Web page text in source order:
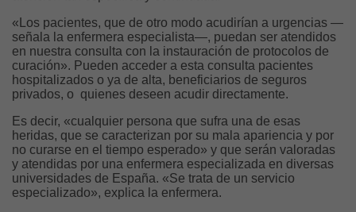
«Los pacientes, que de otro modo acudirían a urgencias —
señala la enfermera especialista—, puedan ser atendidos
en nuestra consulta con la instauración de protocolos de
curación». Pueden acceder a esta consulta pacientes
hospitalizados o ya de alta, beneficiarios de seguros
privados, o quienes deseen acudir directamente.
Es decir, «cualquier persona que sufra una de esas
heridas, que se caracterizan por su mala apariencia y por
no curarse en el tiempo esperado» y que serán valoradas
y atendidas por una enfermera especializada en diversas
universidades de España. «Se trata de un servicio
especializado», explica la enfermera.